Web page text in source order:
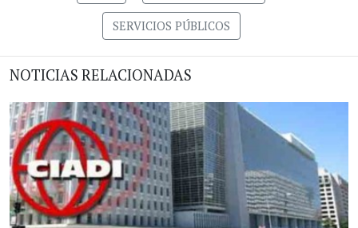
SERVICIOS PÚBLICOS
NOTICIAS RELACIONADAS